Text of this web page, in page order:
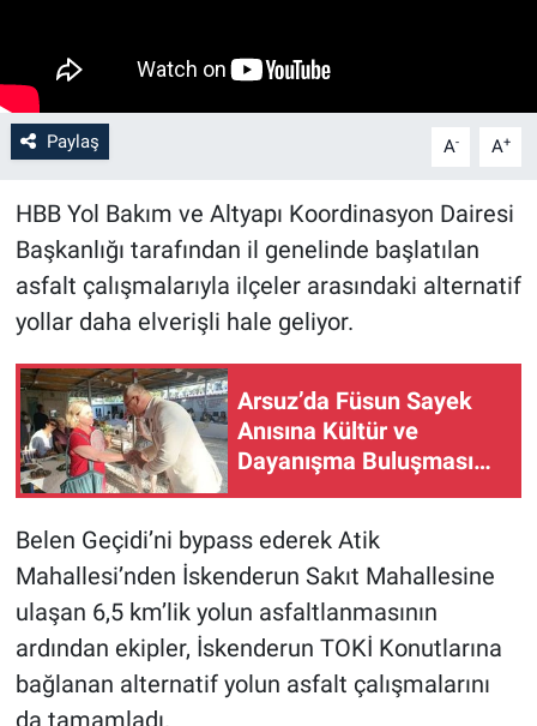
Paylaş A- A+
HBB Yol Bakım ve Altyapı Koordinasyon Dairesi
Başkanlığı tarafından il genelinde başlatılan
asfalt çalışmalarıyla ilçeler arasındaki alternatif
yollar daha elverişli hale geliyor.
Arsuz’da Füsun Sayek
Anısına Kültür ve
Dayanışma Buluşması…
Belen Geçidi’ni bypass ederek Atik
Mahallesi’nden İskenderun Sakıt Mahallesine
ulaşan 6,5 km’lik yolun asfaltlanmasının
ardından ekipler, İskenderun TOKİ Konutlarına
bağlanan alternatif yolun asfalt çalışmalarını
da tamamladı.